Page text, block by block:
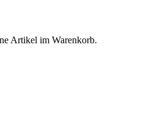
Artikel im Warenkorb.